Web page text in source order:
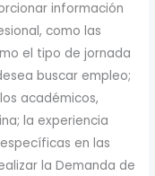
información
como las
el tipo de jornada
buscar empleo;
académicos,
la experiencia
en las
la Demanda de